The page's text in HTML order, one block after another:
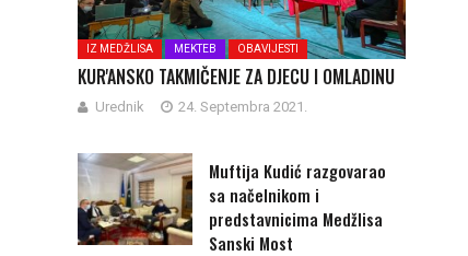
IZ MEDŽLISA MEKTEB OBAVIJESTI
KUR'ANSKO TAKMIČENJE ZA DJECU I OMLADINU
Urednik 24. Septembra 2021.
Muftija Kudić razgovarao
sa načelnikom i
predstavnicima Medžlisa
Sanski Most